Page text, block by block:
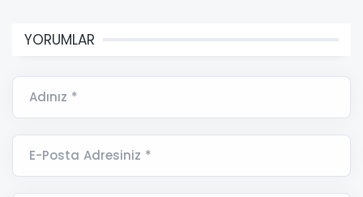
YORUMLAR
Adınız *
E-Posta Adresiniz *